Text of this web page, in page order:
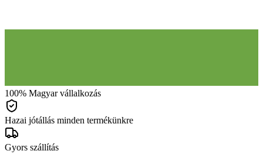
100% Magyar vállalkozás
Hazai jótállás minden termékünkre
Gyors szállítás